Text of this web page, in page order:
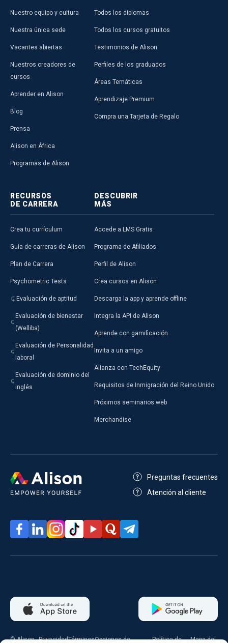
Nuestro equipo y cultura
Nuestra única sede
Vacantes abiertas
Nuestros creadores de
cursos
Aprender en Alison
Blog
Prensa
Alison en África
Programas de Alison
Todos los diplomas
Todos los cursos gratuitos
Testimonios de Alison
Perfiles de los graduados
Áreas Temáticas
Aprendizaje Premium
Compra una Tarjeta de Regalo
RECURSOS
DE CARRERA
Crea tu currículum
Guía de carreras de Alison
Plan de Carrera
Psychometric Tests
Evaluación de aptitud
Evaluación de bienestar
(Welliba)
Evaluación de Personalidad
laboral
Evaluación de dominio del
inglés
DESCUBRIR
MÁS
Accede a LMS Gratis
Programa de Afiliados
Perfil de Alison
Crea cursos en Alison
Descarga la app y aprende offline
Integra la API de Alison
Aprende con gamificación
Invita a un amigo
Alianza con TechEquity
Requisitos de Inmigración del Reino Unido
Próximos seminarios web
Merchandise
Preguntas frecuentes
Atención al cliente
© Alison PrivacidadTérminosOpciones de Política de Mapa del